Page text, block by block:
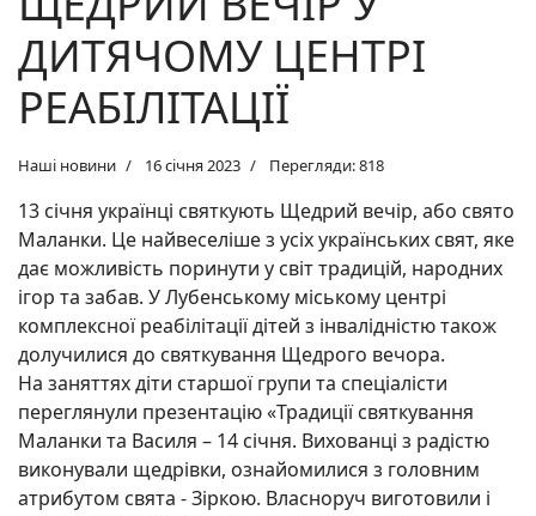
ДИТЯЧОМУ ЦЕНТРІ
РЕАБІЛІТАЦІЇ
Наші новини 16 січня 2023 Перегляди: 818
13 січня українці святкують Щедрий вечір, або свято
Маланки. Це найвеселіше з усіх українських свят, яке
дає можливість поринути у світ традицій, народних
ігор та забав. У Лубенському міському центрі
комплексної реабілітації дітей з інвалідністю також
долучилися до святкування Щедрого вечора.
На заняттях діти старшої групи та спеціалісти
переглянули презентацію «Традиції святкування
Маланки та Василя – 14 січня. Вихованці з радістю
виконували щедрівки, ознайомилися з головним
атрибутом свята - Зіркою. Власноруч виготовили і